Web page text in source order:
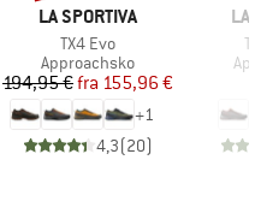
MÆRKE
LA SPORTIVA
Artikel
TX4 Evo
Produktgruppe
Approachsko
Pris
194,95 € Nedsat pris
fra 155,96 €
+1
4,3(20)
LA